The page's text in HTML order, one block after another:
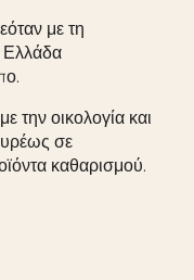
με τη
Ελλάδα
την οικολογία και
σε
καθαρισμού.